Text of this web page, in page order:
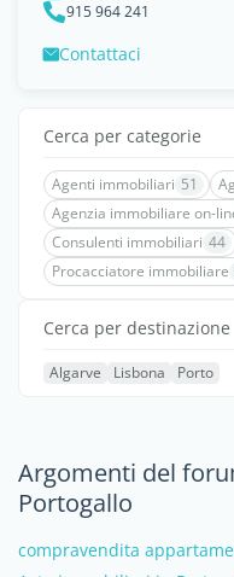
915 964 241
Contattaci
Cerca per categorie
Agenti immobiliari 51
Agenzia immobiliare on-
Consulenti immobiliari 44
Procacciatore immobiliare
Cerca per destinazione
Algarve Lisbona Porto
Argomenti del
Portogallo
compravendita